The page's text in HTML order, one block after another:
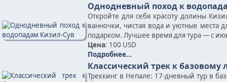
Однодневный поход к
Откройте для себя красоту долины
ванночки, чистая вода и уютные места
подарком. Лучшее время для тура — с
Цена: 100 USD
Подробнее...
Классический трек к базовому
Треккинг в Непале: 17-дневный тур в